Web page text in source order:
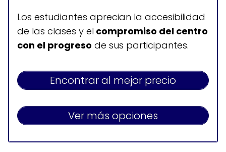
Horario de atención
Lunes a viernes: 9:00-12:00; 13:00-17:00
Los estudiantes aprecian la accesibilidad
de las clases y el compromiso del centro
con el progreso de sus participantes.
Encontrar al mejor precio
Ver más opciones